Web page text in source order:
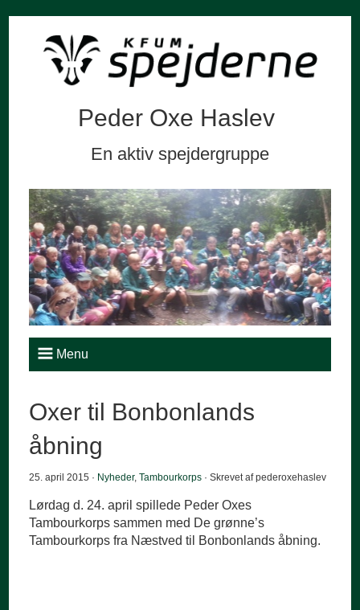
Peder Oxe Haslev
En aktiv spejdergruppe
Menu
Oxer til Bonbonlands
åbning
25. april 2015 · Nyheder,Tambourkorps · Skrevet af pederoxehaslev
Lørdag d. 24. april spillede Peder Oxes
Tambourkorps sammen med De grønne’s
Tambourkorps fra Næstved til Bonbonlands åbning.